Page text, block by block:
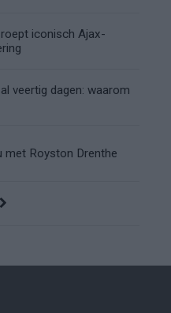
iconisch Ajax-
veertig dagen: waarom
met Royston Drenthe